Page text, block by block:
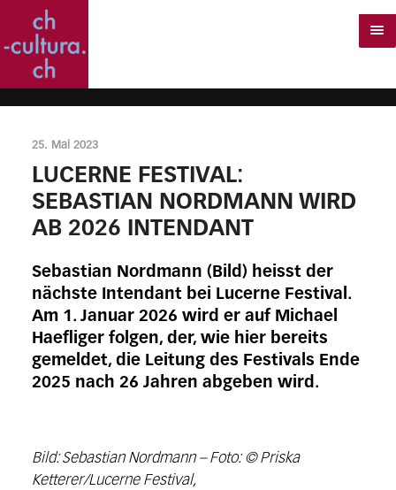
25. Mai 2023
LUCERNE FESTIVAL:
SEBASTIAN NORDMANN WIRD
AB 2026 INTENDANT
Sebastian Nordmann (Bild) heisst der
nächste Intendant bei Lucerne Festival.
Am 1. Januar 2026 wird er auf Michael
Haefliger folgen, der, wie hier bereits
gemeldet, die Leitung des Festivals Ende
2025 nach 26 Jahren abgeben wird.
Bild: Sebastian Nordmann – Foto:© Priska
Ketterer/Lucerne Festival,